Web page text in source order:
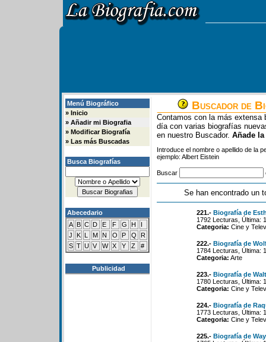
Menú Biográfico
» Inicio
» Añadir mi Biografia
» Modificar Biografía
» Las más Buscadas
Busca Biografías
Abecedario
A B C D E F G H
I
J
K L M N O P Q
R
S T U V W X Y Z #
Publicidad
Buscador de
Contamos con la más extensa
día con varias biografías
en nuestro Buscador. Añade
Introduce el nombre o apellido de la
ejemplo: Albert Eistein
Buscar
Se han encontrado un
221.- Biografía de
1792 Lecturas, Última:
Categoria: Cine y
222.- Biografía de
1784 Lecturas, Última:
Categoria: Arte
223.- Biografía de
1780 Lecturas, Última:
Categoria: Cine y
224.- Biografía de
1773 Lecturas, Última:
Categoria: Cine y
225.- Biografía de